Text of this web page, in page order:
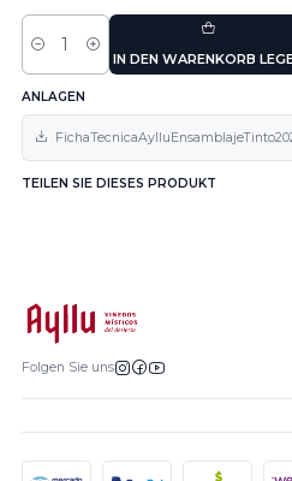
Menge IN DEN WARENKORB
ANLAGEN
TEILEN SIE DIESES PRODUKT
Folgen Sie uns